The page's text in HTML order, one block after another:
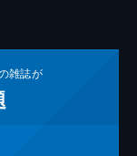
雑誌が